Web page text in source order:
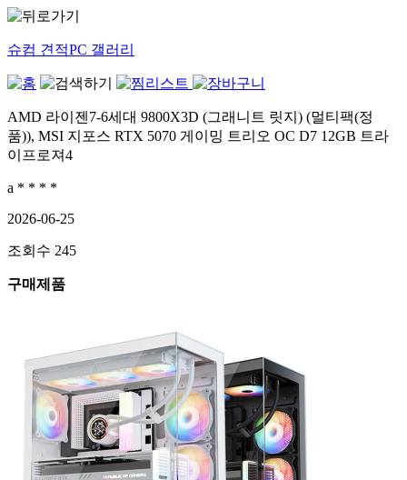
슈컴 견적PC 갤러리
AMD 라이젠7-6세대 9800X3D (그래니트 릿지) (멀티팩(정
품)), MSI 지포스 RTX 5070 게이밍 트리오 OC D7 12GB 트라
이프로져4
a * * * *
2026-06-25
조회수 245
구매제품